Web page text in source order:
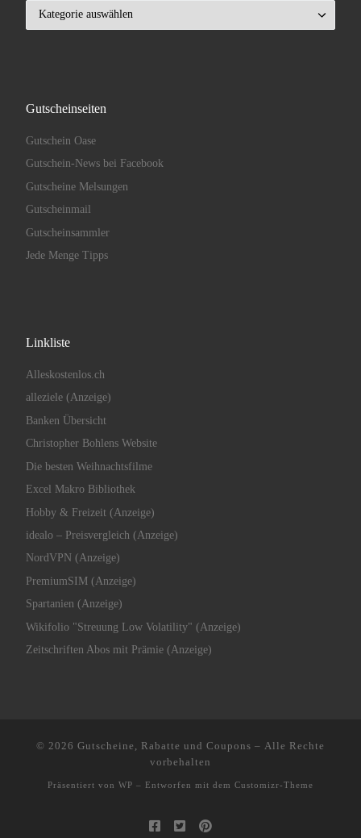
Gutscheinseiten
Gutschein Oase
Gutschein-News bei Facebook
Gutscheine Melsungen
Gutscheinmail
Gutscheinsammler
Jede Menge Tipps
Linkliste
Alleskostenlos.ch
alleziele (Anzeige)
Banken Übersicht
Christopher Bohlens Website
Die besten Weihnachtsfilme
Excel Makro Bibliothek
Hobby & Freizeit (Anzeige)
idealo – Preisvergleich (Anzeige)
NordVPN (Anzeige)
PremiumSIM (Anzeige)
Spartanien (Anzeige)
Wikifolio "Streuung Low Volatility" (Anzeige)
Zeitschriften Abos mit Prämie (Anzeige)
© 2026 Gutscheine, Rabatte und Coupons – Alle Rechte
vorbehalten
Präsentiert von WP – Entworfen mit dem Customizr-Theme